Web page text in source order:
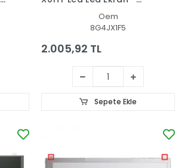
Oem
8G4JX1F5
2.005,92 TL
Sepete Ekle